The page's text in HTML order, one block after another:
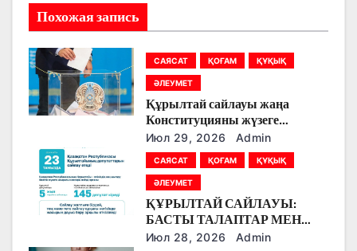
я
п
о
з
Похожая запись
САЯСАТ ҚОҒАМ ҚҰҚЫҚ
ӘЛЕУМЕТ
Құрылтай сайлауы жаңа
Конституцияны жүзеге
асырудың алғашқы кезеңі
болады
Июл 29, 2026 Admin
САЯСАТ ҚОҒАМ ҚҰҚЫҚ
ӘЛЕУМЕТ
ҚҰРЫЛТАЙ САЙЛАУЫ:
БАСТЫ ТАЛАПТАР МЕН
ЕРЕКШЕЛІКТЕР
Июл 28, 2026 Admin